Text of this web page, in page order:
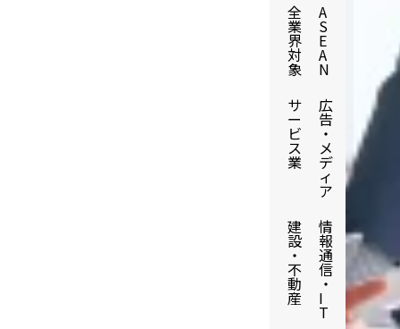
全
業
界
対
象
A
S
E
A
N
サ
ー
ビ
ス
業
広
告
・
メ
デ
ィ
ア
建
設
・
不
動
産
情
報
通
信
・
I
T